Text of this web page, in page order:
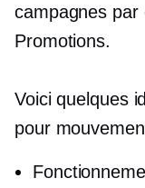
campagnes par
Promotions.
Voici quelques
pour